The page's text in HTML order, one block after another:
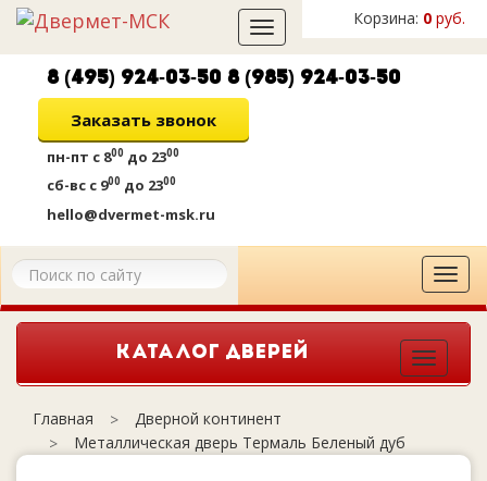
Корзина: 0 руб.
Toggle
navigation
8 (495) 924-03-50 8 (985) 924-03-50
Заказать звонок
пн-пт с 800 до 2300
сб-вс с 900 до 2300
hello@dvermet-msk.ru
КАТАЛОГ ДВЕРЕЙ
Главная
Дверной континент
Металлическая дверь Термаль Беленый дуб